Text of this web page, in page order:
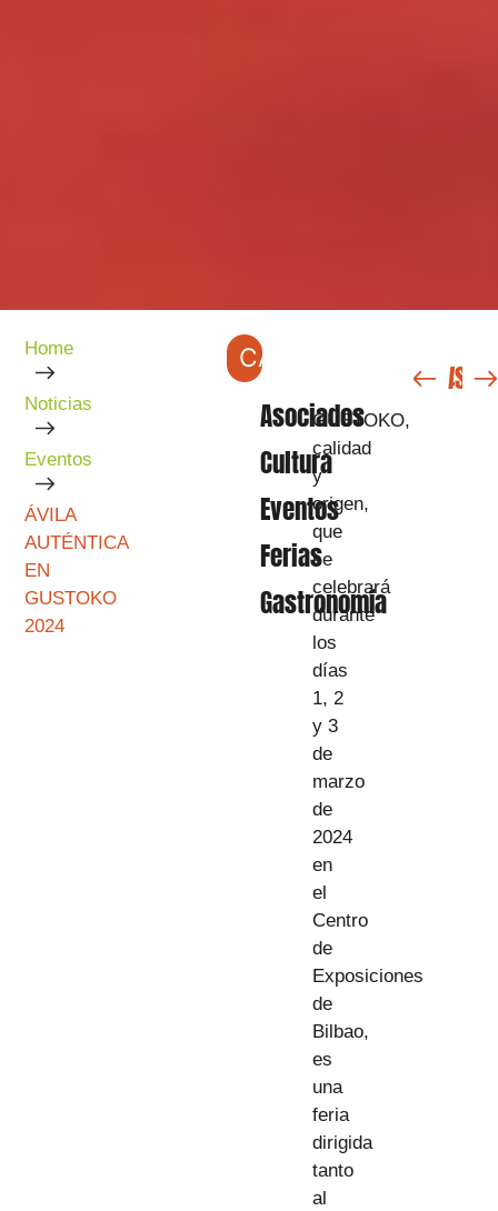
Home
Noticias
Eventos
ÁVILA
AUTÉNTICA
EN
GUSTOKO
2024
CATEGORÍAS
Asociados
Cultura
Eventos
Ferias
Gastronomía
GUSTOKO,
calidad
y
origen,
que
se
celebrará
durante
los
días
1, 2
y 3
de
marzo
de
2024
en
el
Centro
de
Exposiciones
de
Bilbao,
es
una
feria
dirigida
tanto
al
ANTERIORSIGUIENTE